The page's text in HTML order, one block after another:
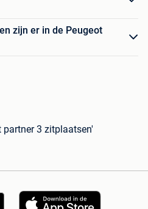
zijn er in de Peugeot
partner 3 zitplaatsen'